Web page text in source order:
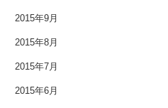
2015年9月
2015年8月
2015年7月
2015年6月